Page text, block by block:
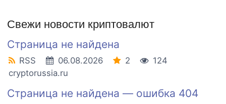
Свежи новости криптовалют
Страница не найдена
RSS 06.08.2026 2
124
cryptorussia.ru
Страница не найдена — ошибка 404